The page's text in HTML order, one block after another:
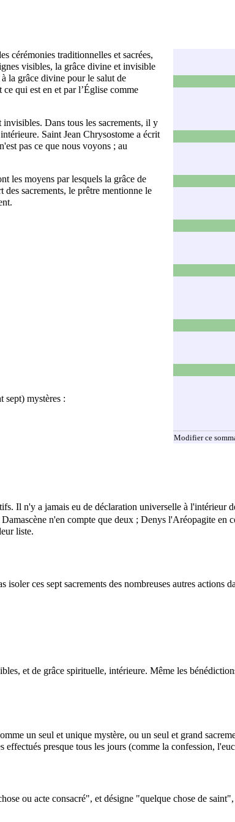
Modifier ce
cérémonies traditionnelles et sacrées,
visibles, la grâce divine et invisible
la grâce divine pour le salut de
qui est en et par l’Église comme
Dans tous les sacrements, il y
Saint Jean Chrysostome a écrit
pas ce que nous voyons ; au
les moyens par lesquels la grâce de
des sacrements, le prêtre mentionne le
sept) mystères :
Il n'y a jamais eu de déclaration universelle à l'intérieur
Damascène n'en compte que deux ; Denys l'Aréopagite en
liste.
ces sept sacrements des nombreuses autres actions
et de grâce spirituelle, intérieure. Même les
un seul et unique mystère, ou un seul et grand
presque tous les jours (comme la confession,
ou acte consacré", et désigne "quelque chose de